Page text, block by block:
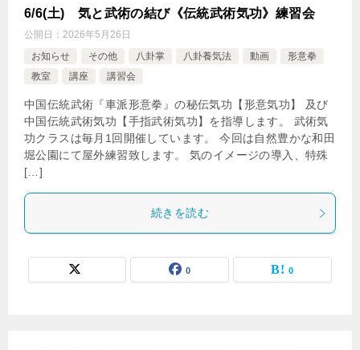
6/6(土) 気と武術の結び《伝統武術気功》練習会
公開日： 2026年5月26日
お知らせ
その他 八卦掌 八卦養気法 動画
形意拳
教室
講座 講習会
中国伝統武術『車派形意拳』の秘伝気功【形意気功】 及び
中国伝統武術気功【手指武術気功】を指導します。 武術気
功クラスは毎月1回開催しています。 今回は自然豊かな和田
堀公園にて屋外練習致します。 気のイメージの導入、特殊
[…]
続きを読む
0 0